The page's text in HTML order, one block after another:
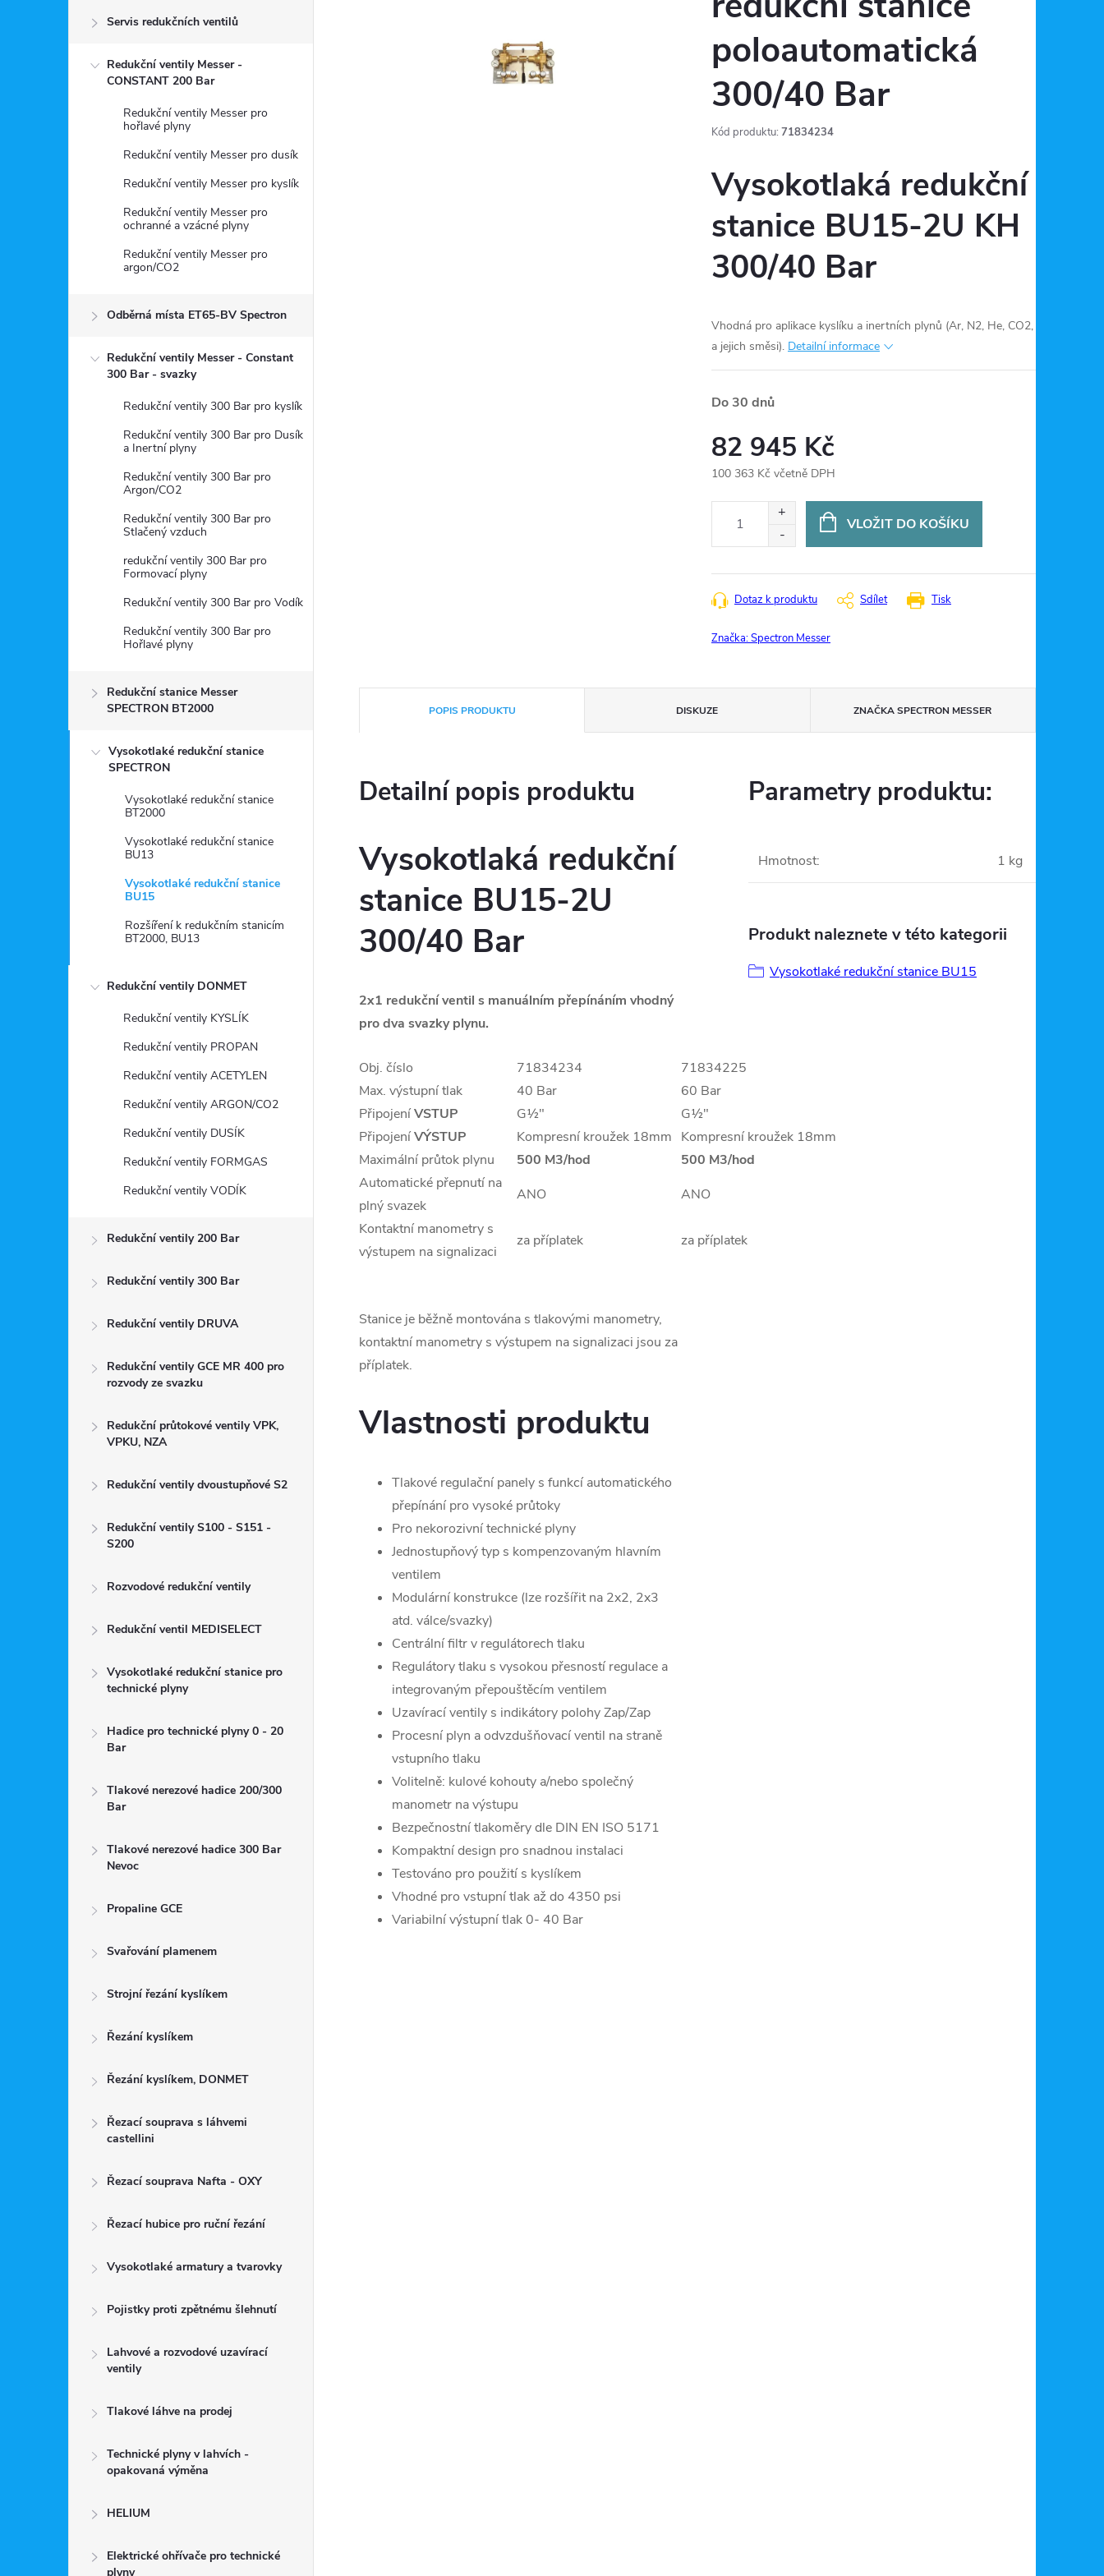
Servis redukčních ventilů
Redukční ventily Messer -
CONSTANT 200 Bar
Redukční ventily Messer pro
hořlavé plyny
Redukční ventily Messer pro dusík
Redukční ventily Messer pro kyslík
Redukční ventily Messer pro
ochranné a vzácné plyny
Redukční ventily Messer pro
argon/CO2
Odběrná místa ET65-BV Spectron
Redukční ventily Messer - Constant
300 Bar - svazky
Redukční ventily 300 Bar pro kyslík
Redukční ventily 300 Bar pro Dusík
a Inertní plyny
Redukční ventily 300 Bar pro
Argon/CO2
Redukční ventily 300 Bar pro
Stlačený vzduch
redukční ventily 300 Bar pro
Formovací plyny
Redukční ventily 300 Bar pro Vodík
Redukční ventily 300 Bar pro
Hořlavé plyny
Redukční stanice Messer
SPECTRON BT2000
Vysokotlaké redukční stanice
SPECTRON
Vysokotlaké redukční stanice
BT2000
Vysokotlaké redukční stanice
BU13
Vysokotlaké redukční stanice
BU15
Rozšíření k redukčním stanicím
BT2000, BU13
Redukční ventily DONMET
Redukční ventily KYSLÍK
Redukční ventily PROPAN
Redukční ventily ACETYLEN
Redukční ventily ARGON/CO2
Redukční ventily DUSÍK
Redukční ventily FORMGAS
Redukční ventily VODÍK
Redukční ventily 200 Bar
Redukční ventily 300 Bar
Redukční ventily DRUVA
Redukční ventily GCE MR 400 pro
rozvody ze svazku
Redukční průtokové ventily VPK,
VPKU, NZA
Redukční ventily dvoustupňové S2
Redukční ventily S100 - S151 -
S200
Rozvodové redukční ventily
Redukční ventil MEDISELECT
Vysokotlaké redukční stanice pro
technické plyny
Hadice pro technické plyny 0 - 20
Bar
Tlakové nerezové hadice 200/300
Bar
Tlakové nerezové hadice 300 Bar
Nevoc
Propaline GCE
Svařování plamenem
Strojní řezání kyslíkem
Řezání kyslíkem
Řezání kyslíkem, DONMET
Řezací souprava s láhvemi
castellini
Řezací souprava Nafta - OXY
Řezací hubice pro ruční řezání
Vysokotlaké armatury a tvarovky
Pojistky proti zpětnému šlehnutí
Lahvové a rozvodové uzavírací
ventily
Tlakové láhve na prodej
Technické plyny v lahvích -
opakovaná výměna
HELIUM
Elektrické ohřívače pro technické
plyny
poloautomatická
300/40 Bar
Kód produktu: 71834234
Vysokotlaká redukční
stanice BU15-2U KH
300/40 Bar
Vhodná pro aplikace kyslíku a inertních plynů (Ar, N2, He, CO2,
a jejich směsi). Detailní informace
Do 30 dnů
82 945 Kč
100 363 Kč včetně DPH
VLOŽIT DO KOŠÍKU
Tisk
Dotaz k produktu Sdílet
Značka:Spectron Messer
POPIS PRODUKTU DISKUZE ZNAČKASPECTRON MESSER
Detailní popis produktu
Vysokotlaká redukční
stanice BU15-2U
300/40 Bar
2x1 redukční ventil s manuálním přepínáním vhodný
pro dva svazky plynu.
Obj. číslo 71834234
71834225
Max. výstupní tlak
40 Bar
60 Bar
PřipojeníVSTUP G½"
G½"
PřipojeníVÝSTUP Kompresní kroužek 18mm Kompresní kroužek 18mm
Maximální průtok plynu
500 M3/hod
500 M3/hod
Automatické přepnutí na
plný svazek
ANO
ANO
Kontaktní manometry s
výstupem na signalizaci
za příplatek za příplatek
Stanice je běžně montována s tlakovými manometry,
kontaktní manometry s výstupem na signalizaci jsou za
příplatek.
Vlastnosti produktu
Tlakové regulační panely s funkcí automatického
přepínání pro vysoké průtoky
Pro nekorozivní technické plyny
Jednostupňový typ s kompenzovaným hlavním
ventilem
Modulární konstrukce (lze rozšířit na 2x2, 2x3
atd. válce/svazky)
Centrální filtr v regulátorech tlaku
Regulátory tlaku s vysokou přesností regulace a
integrovaným přepouštěcím ventilem
Uzavírací ventily s indikátory polohy Zap/Zap
Procesní plyn a odvzdušňovací ventil na straně
vstupního tlaku
Volitelně: kulové kohouty a/nebo společný
manometr na výstupu
Bezpečnostní tlakoměry dle DIN EN ISO 5171
Kompaktní design pro snadnou instalaci
Testováno pro použití s ​​kyslíkem
Vhodné pro vstupní tlak až do 4350 psi
Variabilní výstupní tlak 0- 40 Bar
Parametry produktu:
Hmotnost: 1 kg
Produkt naleznete v této kategorii
Vysokotlaké redukční stanice BU15